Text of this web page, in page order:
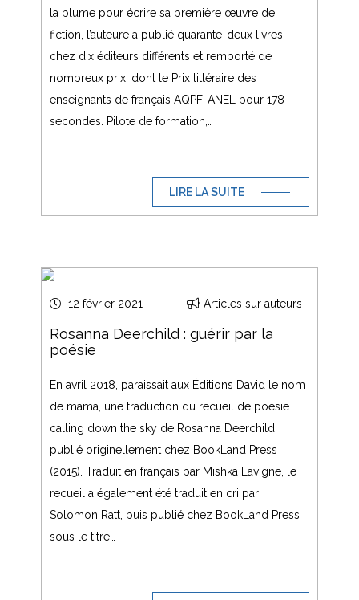
la plume pour écrire sa première œuvre de
fiction, l’auteure a publié quarante-deux livres
chez dix éditeurs différents et remporté de
nombreux prix, dont le Prix littéraire des
enseignants de français AQPF-ANEL pour 178
secondes. Pilote de formation,…
LIRE LA SUITE
12 février 2021 Articles sur auteurs
Rosanna Deerchild : guérir par la
poésie
En avril 2018, paraissait aux Éditions David le nom
de mama, une traduction du recueil de poésie
calling down the sky de Rosanna Deerchild,
publié originellement chez BookLand Press
(2015). Traduit en français par Mishka Lavigne, le
recueil a également été traduit en cri par
Solomon Ratt, puis publié chez BookLand Press
sous le titre…